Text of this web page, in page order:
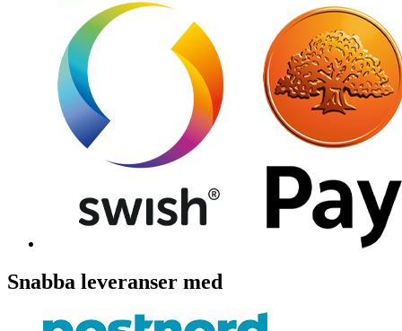
Snabba leveranser med